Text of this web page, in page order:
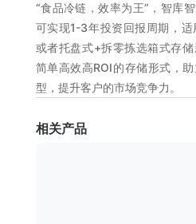
“食品冷链，效率为王”，智库
可实现1-3年投资回报周期，
或者托盘式+拆零拣选箱式存
简单高效高ROI的存储形式，
型，提升客户的市场竞争力。
相关产品